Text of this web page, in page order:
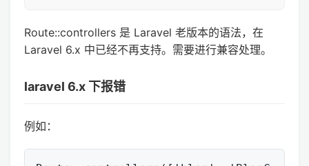
Route::controllers 是 Laravel 老版本的语法，在
Laravel 6.x 中已经不再支持。需要进行兼容处理。
laravel 6.x 下报错
例如：